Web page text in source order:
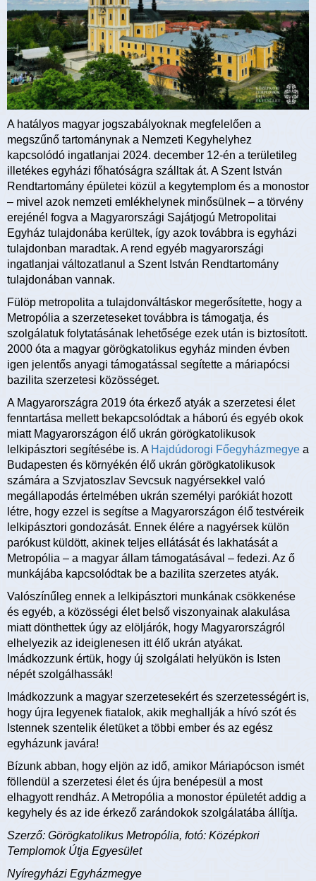
A hatályos magyar jogszabályoknak megfelelően a
megszűnő tartománynak a Nemzeti Kegyhelyhez
kapcsolódó ingatlanjai 2024. december 12-én a területileg
illetékes egyházi főhatóságra szálltak át. A Szent István
Rendtartomány épületei közül a kegytemplom és a monostor
– mivel azok nemzeti emlékhelynek minősülnek – a törvény
erejénél fogva a Magyarországi Sajátjogú Metropolitai
Egyház tulajdonába kerültek, így azok továbbra is egyházi
tulajdonban maradtak. A rend egyéb magyarországi
ingatlanjai változatlanul a Szent István Rendtartomány
tulajdonában vannak.
Fülöp metropolita a tulajdonváltáskor megerősítette, hogy a
Metropólia a szerzeteseket továbbra is támogatja, és
szolgálatuk folytatásának lehetősége ezek után is biztosított.
2000 óta a magyar görögkatolikus egyház minden évben
igen jelentős anyagi támogatással segítette a máriapócsi
bazilita szerzetesi közösséget.
A Magyarországra 2019 óta érkező atyák a szerzetesi élet
fenntartása mellett bekapcsolódtak a háború és egyéb okok
miatt Magyarországon élő ukrán görögkatolikusok
lelkipásztori segítésébe is. A Hajdúdorogi Főegyházmegye a
Budapesten és környékén élő ukrán görögkatolikusok
számára a Szvjatoszlav Sevcsuk nagyérsekkel való
megállapodás értelmében ukrán személyi parókiát hozott
létre, hogy ezzel is segítse a Magyarországon élő testvéreik
lelkipásztori gondozását. Ennek élére a nagyérsek külön
parókust küldött, akinek teljes ellátását és lakhatását a
Metropólia – a magyar állam támogatásával – fedezi. Az ő
munkájába kapcsolódtak be a bazilita szerzetes atyák.
Valószínűleg ennek a lelkipásztori munkának csökkenése
és egyéb, a közösségi élet belső viszonyainak alakulása
miatt dönthettek úgy az elöljárók, hogy Magyarországról
elhelyezik az ideiglenesen itt élő ukrán atyákat.
Imádkozzunk értük, hogy új szolgálati helyükön is Isten
népét szolgálhassák!
Imádkozzunk a magyar szerzetesekért és szerzetességért is,
hogy újra legyenek fiatalok, akik meghallják a hívó szót és
Istennek szentelik életüket a többi ember és az egész
egyházunk javára!
Bízunk abban, hogy eljön az idő, amikor Máriapócson ismét
föllendül a szerzetesi élet és újra benépesül a most
elhagyott rendház. A Metropólia a monostor épületét addig a
kegyhely és az ide érkező zarándokok szolgálatába állítja.
Szerző: Görögkatolikus Metropólia, fotó: Középkori
Templomok Útja Egyesület
Nyíregyházi Egyházmegye